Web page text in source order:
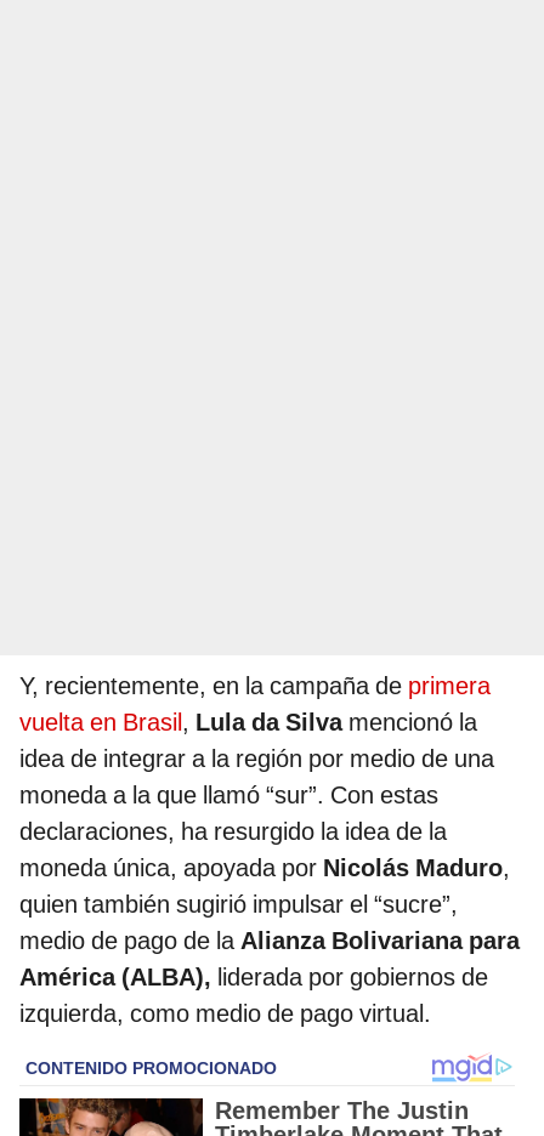
Y, recientemente, en la campaña de primera
vuelta en Brasil, Lula da Silva mencionó la
idea de integrar a la región por medio de una
moneda a la que llamó “sur”. Con estas
declaraciones, ha resurgido la idea de la
moneda única, apoyada por Nicolás Maduro,
quien también sugirió impulsar el “sucre”,
medio de pago de laAlianza Bolivariana para
América (ALBA), liderada por gobiernos de
izquierda, como medio de pago virtual.